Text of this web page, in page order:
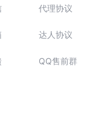
代理协议
达人协议
QQ售前群